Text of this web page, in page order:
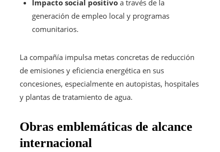
Impacto social positivo a través de la
generación de empleo local y programas
comunitarios.
La compañía impulsa metas concretas de reducción
de emisiones y eficiencia energética en sus
concesiones, especialmente en autopistas, hospitales
y plantas de tratamiento de agua.
Obras emblemáticas de alcance
internacional